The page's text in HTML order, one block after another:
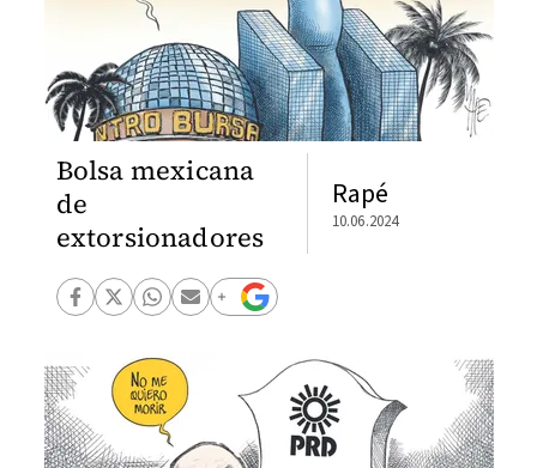
Bolsa mexicana
de
extorsionadores
Rapé
10.06.2024